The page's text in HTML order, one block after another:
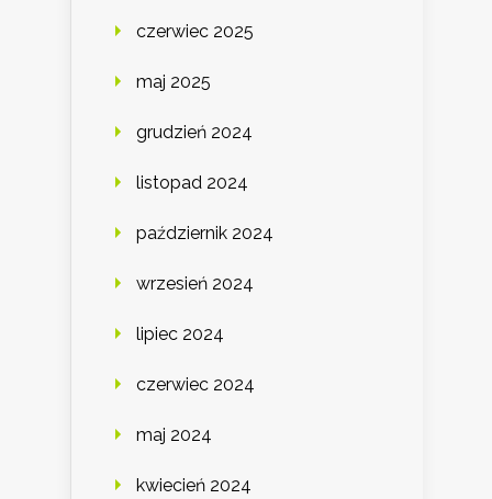
czerwiec 2025
maj 2025
grudzień 2024
listopad 2024
październik 2024
wrzesień 2024
lipiec 2024
czerwiec 2024
maj 2024
kwiecień 2024